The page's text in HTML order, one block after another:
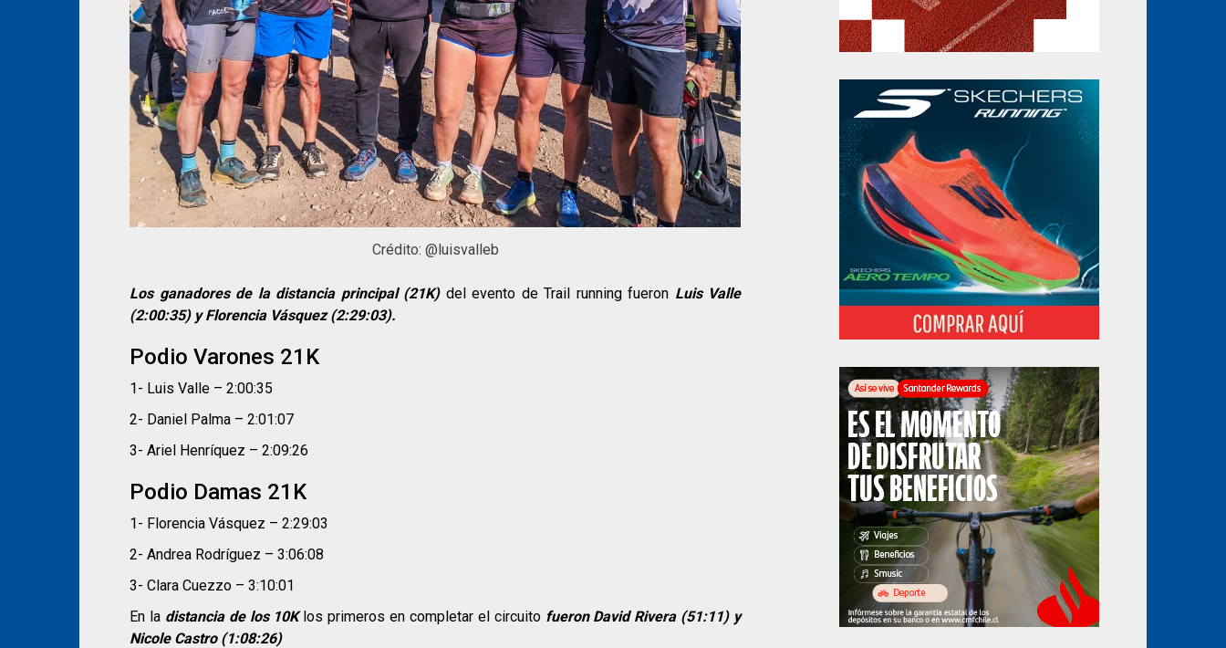
Crédito: @luisvalleb
Los ganadores de la distancia principal (21K)del evento de Trail running fueron Luis Valle
(2:00:35) y Florencia Vásquez (2:29:03).
Podio Varones 21K
1- Luis Valle – 2:00:35
2- Daniel Palma – 2:01:07
3- Ariel Henríquez – 2:09:26
Podio Damas 21K
1- Florencia Vásquez – 2:29:03
2- Andrea Rodríguez – 3:06:08
3- Clara Cuezzo – 3:10:01
En ladistancia de los 10Klos primeros en completar el circuito fueron David Rivera (51:11) y
Nicole Castro (1:08:26)